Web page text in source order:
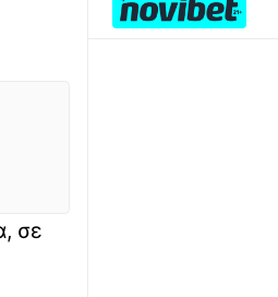
σε
EuroBasket U16:
από την Ισπανία